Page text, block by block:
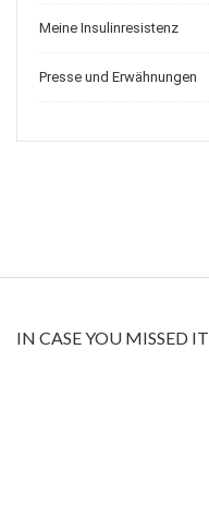
Meine Insulinresistenz
Presse und Erwähnungen
IN CASE YOU MISSED IT